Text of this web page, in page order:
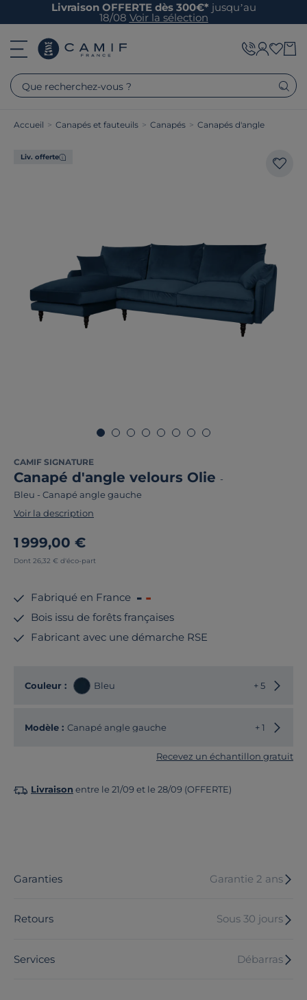
Livraison OFFERTE dès 300€* jusqu’au
18/08 Voir la sélection
Que recherchez-vous ?
Accueil > Canapés et fauteuils > Canapés > Canapés d'angle
Liv. offerte
CAMIF SIGNATURE
Canapé d'angle velours Olie -
Bleu - Canapé angle gauche
Voir la description
1 999,00 €
Dont 26,32 € d'éco-part
Fabriqué en France
Bois issu de forêts françaises
Fabricant avec une démarche RSE
Couleur : Bleu + 5
Modèle : Canapé angle gauche + 1
Recevez un échantillon gratuit
Livraison entre le 21/09 et le 28/09 (OFFERTE)
Garanties Garantie 2 ans
Retours Sous 30 jours
Services Débarras